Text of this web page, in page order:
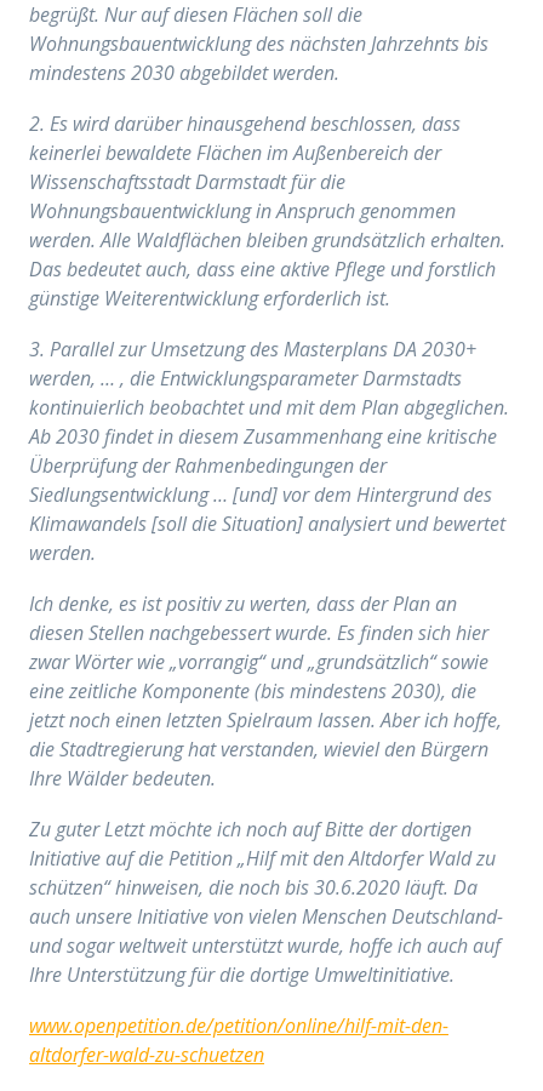
begrüßt. Nur auf diesen Flächen soll die
Wohnungsbauentwicklung des nächsten Jahrzehnts bis
mindestens 2030 abgebildet werden.
2. Es wird darüber hinausgehend beschlossen, dass
keinerlei bewaldete Flächen im Außenbereich der
Wissenschaftsstadt Darmstadt für die
Wohnungsbauentwicklung in Anspruch genommen
werden. Alle Waldflächen bleiben grundsätzlich erhalten.
Das bedeutet auch, dass eine aktive Pflege und forstlich
günstige Weiterentwicklung erforderlich ist.
3. Parallel zur Umsetzung des Masterplans DA 2030+
werden, … , die Entwicklungsparameter Darmstadts
kontinuierlich beobachtet und mit dem Plan abgeglichen.
Ab 2030 findet in diesem Zusammenhang eine kritische
Überprüfung der Rahmenbedingungen der
Siedlungsentwicklung … [und] vor dem Hintergrund des
Klimawandels [soll die Situation] analysiert und bewertet
werden.
Ich denke, es ist positiv zu werten, dass der Plan an
diesen Stellen nachgebessert wurde. Es finden sich hier
zwar Wörter wie „vorrangig“ und „grundsätzlich“ sowie
eine zeitliche Komponente (bis mindestens 2030), die
jetzt noch einen letzten Spielraum lassen. Aber ich hoffe,
die Stadtregierung hat verstanden, wieviel den Bürgern
Ihre Wälder bedeuten.
Zu guter Letzt möchte ich noch auf Bitte der dortigen
Initiative auf die Petition „Hilf mit den Altdorfer Wald zu
schützen“ hinweisen, die noch bis 30.6.2020 läuft. Da
auch unsere Initiative von vielen Menschen Deutschland-
und sogar weltweit unterstützt wurde, hoffe ich auch auf
Ihre Unterstützung für die dortige Umweltinitiative.
www.openpetition.de/petition/online/hilf-mit-den-
altdorfer-wald-zu-schuetzen